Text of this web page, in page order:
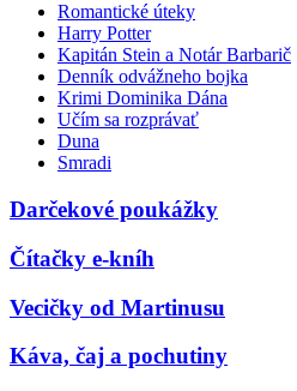
Romantické úteky
Harry Potter
Kapitán Stein a Notár Barbarič
Denník odvážneho bojka
Krimi Dominika Dána
Učím sa rozprávať
Duna
Smradi
Darčekové poukážky
Čítačky e-kníh
Vecičky od Martinusu
Káva, čaj a pochutiny